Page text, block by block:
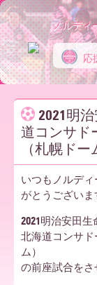
ノ
ル
デ
ィ
ノルディ
応
2021明
道コンサド
（札幌ド
いつもノルデ
がとうございま
2021明治安田生
北海道コンサド
ム）
の前座試合をさ